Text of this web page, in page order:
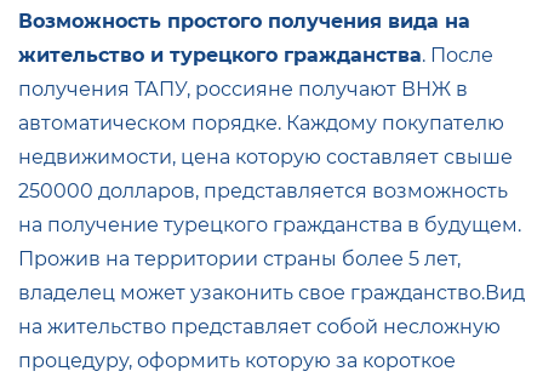
Возможность простого получения вида на
жительство и турецкого гражданства. После
получения ТАПУ, россияне получают ВНЖ в
автоматическом порядке. Каждому покупателю
недвижимости, цена которую составляет свыше
250000 долларов, представляется возможность
на получение турецкого гражданства в будущем.
Прожив на территории страны более 5 лет,
владелец может узаконить свое гражданство.Вид
на жительство представляет собой несложную
процедуру, оформить которую за короткое